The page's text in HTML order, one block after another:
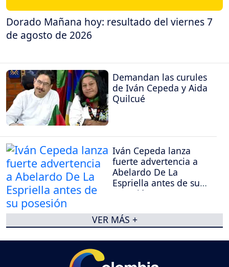
Dorado Mañana hoy: resultado del viernes 7
de agosto de 2026
Demandan las curules
de Iván Cepeda y Aida
Quilcué
Iván Cepeda lanza
fuerte advertencia a
Abelardo De La
Espriella antes de su
posesión
VER MÁS +